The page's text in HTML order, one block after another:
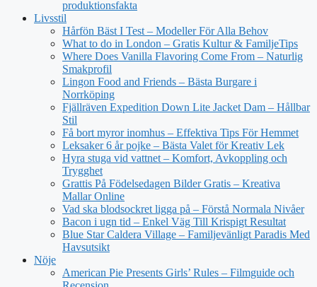
produktionsfakta
Livsstil
Hårfön Bäst I Test – Modeller För Alla Behov
What to do in London – Gratis Kultur & FamiljeTips
Where Does Vanilla Flavoring Come From – Naturlig
Smakprofil
Lingon Food and Friends – Bästa Burgare i
Norrköping
Fjällräven Expedition Down Lite Jacket Dam – Hållbar
Stil
Få bort myror inomhus – Effektiva Tips För Hemmet
Leksaker 6 år pojke – Bästa Valet för Kreativ Lek
Hyra stuga vid vattnet – Komfort, Avkoppling och
Trygghet
Grattis På Födelsedagen Bilder Gratis – Kreativa
Mallar Online
Vad ska blodsockret ligga på – Förstå Normala Nivåer
Bacon i ugn tid – Enkel Väg Till Krispigt Resultat
Blue Star Caldera Village – Familjevänligt Paradis Med
Havsutsikt
Nöje
American Pie Presents Girls’ Rules – Filmguide och